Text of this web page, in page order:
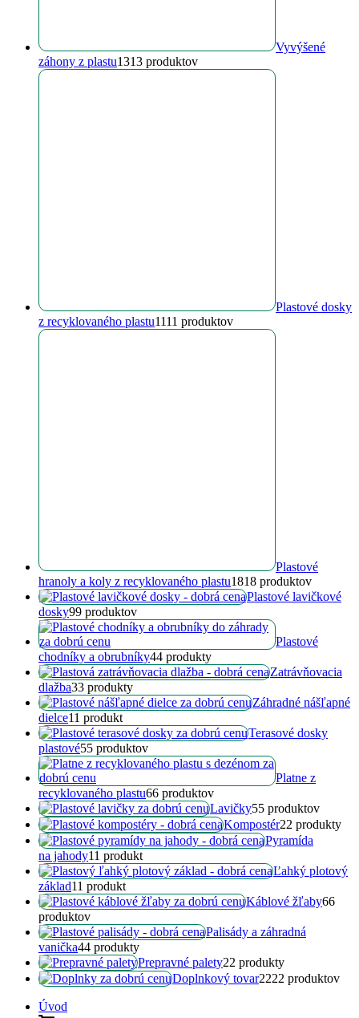
Vyvýšené
záhony z plastu1313 produktov
Plastové dosky
z recyklovaného plastu1111 produktov
Plastové
hranoly a koly z recyklovaného plastu1818 produktov
Plastové lavičkové
dosky99 produktov
Plastové
chodníky a obrubníky44 produkty
Zatrávňovacia
dlažba33 produkty
Záhradné nášľapné
dielce11 produkt
Terasové dosky
plastové55 produktov
Platne z
recyklovaného plastu66 produktov
Lavičky55 produktov
Kompostér22 produkty
Pyramída
na jahody11 produkt
Ľahký plotový
základ11 produkt
Káblové žľaby66
produktov
Palisády a záhradná
vanička44 produkty
Prepravné palety22 produkty
Doplnkový tovar2222 produktov
Úvod